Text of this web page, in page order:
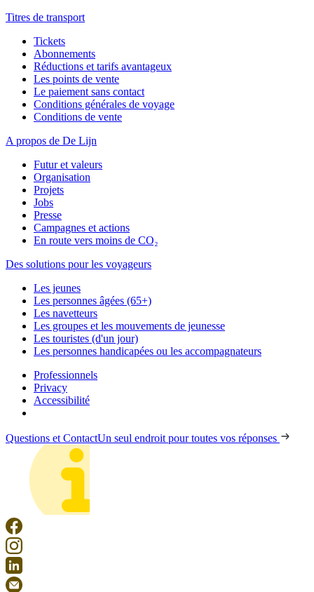
Titres de transport
Tickets
Abonnements
Réductions et tarifs avantageux
Les points de vente
Le paiement sans contact
Conditions générales de voyage
Conditions de vente
A propos de De Lijn
Futur et valeurs
Organisation
Projets
Jobs
Presse
Campagnes et actions
En route vers moins de CO₂
Des solutions pour les voyageurs
Les jeunes
Les personnes âgées (65+)
Les navetteurs
Les groupes et les mouvements de jeunesse
Les touristes (d'un jour)
Les personnes handicapées ou les accompagnateurs
Professionnels
Privacy
Accessibilité
Questions et ContactUn seul endroit pour toutes vos réponses